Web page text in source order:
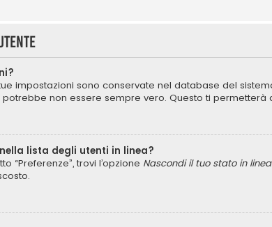
impostazioni sono conservate nel database del
non essere sempre vero. Questo ti
lista degli utenti in linea?
“Preferenze”, trovi l’opzione Nascondi il tuo stato in linea